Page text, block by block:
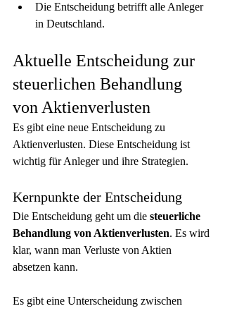
Die Entscheidung betrifft alle Anleger
in Deutschland.
Aktuelle Entscheidung zur
steuerlichen Behandlung
von Aktienverlusten
Es gibt eine neue Entscheidung zu
Aktienverlusten. Diese Entscheidung ist
wichtig für Anleger und ihre Strategien.
Kernpunkte der Entscheidung
Die Entscheidung geht um die steuerliche
Behandlung von Aktienverlusten. Es wird
klar, wann man Verluste von Aktien
absetzen kann.
Es gibt eine Unterscheidung zwischen